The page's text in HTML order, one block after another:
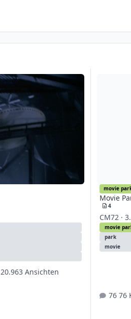
20.963 Ansichten
movie
Movie
4
CM72 ·
movie
park
movie
76